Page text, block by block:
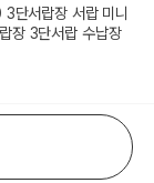
단서랍장 서랍 미니
장 3단서랍 수납장